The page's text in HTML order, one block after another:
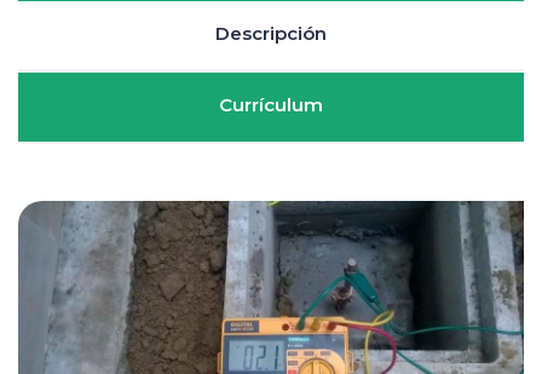
Descripción
Currículum